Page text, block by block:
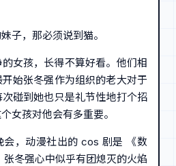
子，那必须说到猫。
女孩，长得不算好看。他们相
始张冬强作为组织的老大对于
碰到她也只是礼节性地打个招
女孩对他会有多重要。
会，动漫社出的 cos 剧是 《数
冬强心中似乎有团熄灭的火焰